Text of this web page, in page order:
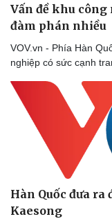
Vấn đề khu
đàm phán nhiều
VOV.vn - Phía Hàn
nghiệp có sức cạnh
Hàn Quốc đưa ra
Kaesong